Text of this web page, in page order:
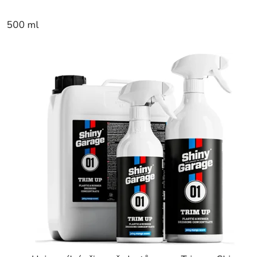
500 ml